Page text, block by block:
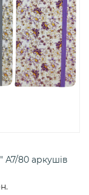
А7/80 аркушів